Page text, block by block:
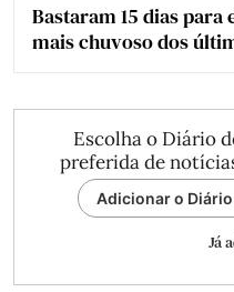
Bastaram 15 dias
mais chuvoso dos
Escolha o Diário
preferida de
Adicionar o
Já